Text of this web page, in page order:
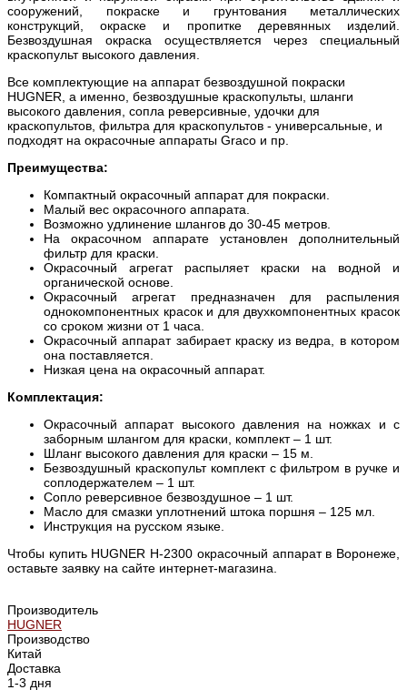
сооружений, покраске и грунтования металлических
конструкций, окраске и пропитке деревянных изделий.
Безвоздушная окраска осуществляется через специальный
краскопульт высокого давления.
Все комплектующие на аппарат безвоздушной покраски
HUGNER, а именно, безвоздушные краскопульты, шланги
высокого давления, сопла реверсивные, удочки для
краскопультов, фильтра для краскопультов - универсальные, и
подходят на окрасочные аппараты Graco и пр.
Преимущества:
Компактный окрасочный аппарат для покраски.
Малый вес окрасочного аппарата.
Возможно удлинение шлангов до 30-45 метров.
На окрасочном аппарате установлен дополнительный
фильтр для краски.
Окрасочный агрегат распыляет краски на водной и
органической основе.
Окрасочный агрегат предназначен для распыления
однокомпонентных красок и для двухкомпонентных красок
со сроком жизни от 1 часа.
Окрасочный аппарат забирает краску из ведра, в котором
она поставляется.
Низкая цена на окрасочный аппарат.
Комплектация:
Окрасочный аппарат высокого давления на ножках и с
заборным шлангом для краски, комплект – 1 шт.
Шланг высокого давления для краски – 15 м.
Безвоздушный краскопульт комплект с фильтром в ручке и
соплодержателем – 1 шт.
Сопло реверсивное безвоздушное – 1 шт.
Масло для смазки уплотнений штока поршня – 125 мл.
Инструкция на русском языке.
Чтобы купить HUGNER H-2300 окрасочный аппарат в Воронеже,
оставьте заявку на сайте интернет-магазина.
Производитель
HUGNER
Производство
Китай
Доставка
1-3 дня